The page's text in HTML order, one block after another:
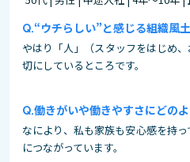
“ウチらしい”と感じる組織風
やはり「人」（スタッフをはじめ
切にしているところです。
働きがいや働きやすさにどの
なにより、私も家族も安心感を持
につながっています。